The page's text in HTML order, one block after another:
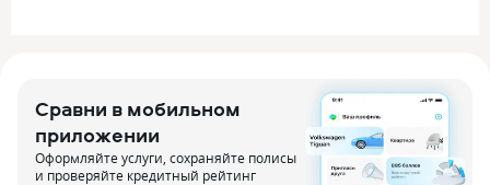
Сравни в мобильном
приложении
Оформляйте услуги, сохраняйте полисы
и проверяйте кредитный рейтинг